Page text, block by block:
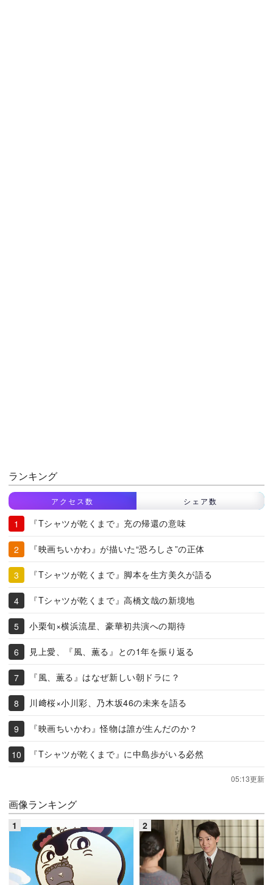
ランキング
アクセス数 シェア数
『Tシャツが乾くまで』充の帰還の意味
『映画ちいかわ』が描いた“恐ろしさ”の正体
『Tシャツが乾くまで』脚本を生方美久が語る
『Tシャツが乾くまで』高橋文哉の新境地
小栗旬×横浜流星、豪華初共演への期待
見上愛、『風、薫る』との1年を振り返る
『風、薫る』はなぜ新しい朝ドラに？
川﨑桜×小川彩、乃木坂46の未来を語る
『映画ちいかわ』怪物は誰が生んだのか？
『Tシャツが乾くまで』に中島歩がいる必然
05:13更新
画像ランキング